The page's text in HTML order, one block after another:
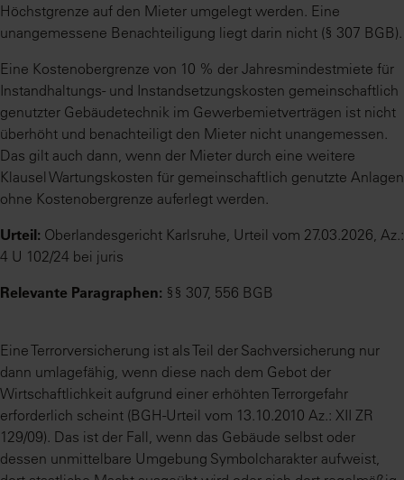
Höchstgrenze auf den Mieter umgelegt werden. Eine
unangemessene Benachteiligung liegt darin nicht (§ 307 BGB).
Eine Kostenobergrenze von 10 % der Jahresmindestmiete für
Instandhaltungs- und Instandsetzungskosten gemeinschaftlich
genutzter Gebäudetechnik im Gewerbemietverträgen ist nicht
überhöht und benachteiligt den Mieter nicht unangemessen.
Das gilt auch dann, wenn der Mieter durch eine weitere
Klausel Wartungskosten für gemeinschaftlich genutzte Anlagen
ohne Kostenobergrenze auferlegt werden.
Urteil: Oberlandesgericht Karlsruhe, Urteil vom 27.03.2026, Az.:
4 U 102/24 bei juris
Relevante Paragraphen: §§ 307, 556 BGB
Eine Terrorversicherung ist als Teil der Sachversicherung nur
dann umlagefähig, wenn diese nach dem Gebot der
Wirtschaftlichkeit aufgrund einer erhöhten Terrorgefahr
erforderlich scheint (BGH-Urteil vom 13.10.2010 Az.: XII ZR
129/09). Das ist der Fall, wenn das Gebäude selbst oder
dessen unmittelbare Umgebung Symbolcharakter aufweist,